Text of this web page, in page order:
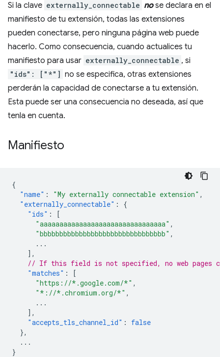
Si la clave externally_connectable nose declara en el
manifiesto de tu extensión, todas las extensiones
pueden conectarse, pero ninguna página web puede
hacerlo. Como consecuencia, cuando actualices tu
manifiesto para usar externally_connectable , si
"ids": ["*"] no se especifica, otras extensiones
perderán la capacidad de conectarse a tu extensión.
Esta puede ser una consecuencia no deseada, así que
tenla en cuenta.
Manifiesto
{
"name" : "My externally connectable extension" ,
"externally_connectable" :
{
"ids" :
[
"aaaaaaaaaaaaaaaaaaaaaaaaaaaaaaaa" ,
"bbbbbbbbbbbbbbbbbbbbbbbbbbbbbbbb" ,
...
],
// If this field is not specified, no web pages
"matches" :
[
"https://*.google.com/*" ,
"*://*.chromium.org/*" ,
...
],
"accepts_tls_channel_id" :
false
},
...
}